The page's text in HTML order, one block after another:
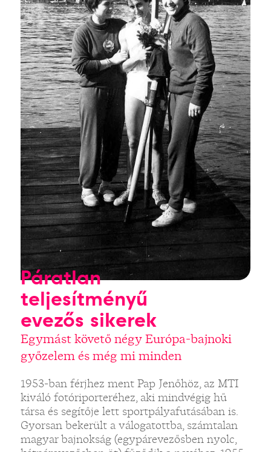
Páratlan
teljesítményű
evezős sikerek
Egymást követő négy Európa-bajnoki
győzelem és még mi minden
1953-ban férjhez ment Pap Jenőhöz, az MTI
kiváló fotóriporteréhez, aki mindvégig hű
társa és segítője lett sportpályafutásában is.
Gyorsan bekerült a válogatottba, számtalan
magyar bajnokság (egypárevezősben nyolc,